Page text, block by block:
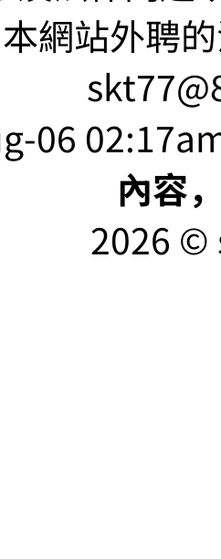
網站外聘
06
內容
2026 ©